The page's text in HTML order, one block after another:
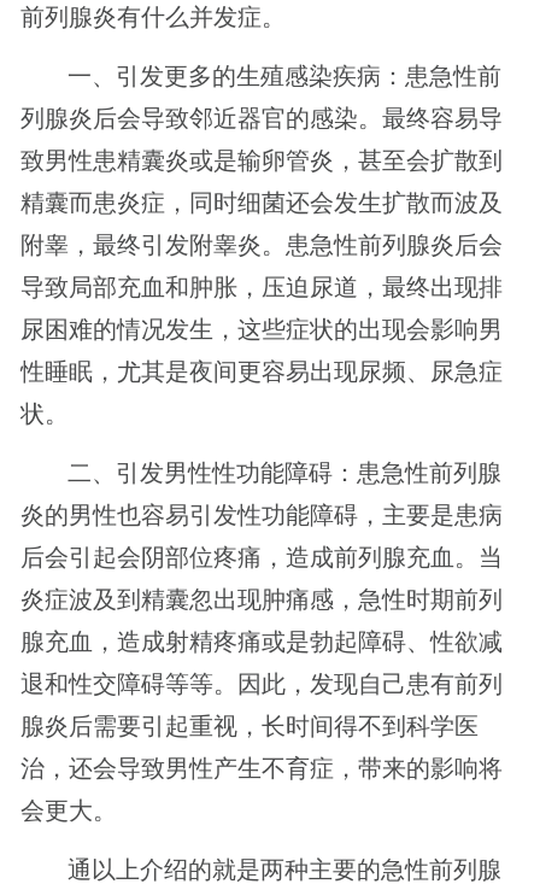
前列腺炎有什么并发症。
一、引发更多的生殖感染疾病：患急性前
列腺炎后会导致邻近器官的感染。最终容易导
致男性患精囊炎或是输卵管炎，甚至会扩散到
精囊而患炎症，同时细菌还会发生扩散而波及
附睾，最终引发附睾炎。患急性前列腺炎后会
导致局部充血和肿胀，压迫尿道，最终出现排
尿困难的情况发生，这些症状的出现会影响男
性睡眠，尤其是夜间更容易出现尿频、尿急症
状。
二、引发男性性功能障碍：患急性前列腺
炎的男性也容易引发性功能障碍，主要是患病
后会引起会阴部位疼痛，造成前列腺充血。当
炎症波及到精囊忽出现肿痛感，急性时期前列
腺充血，造成射精疼痛或是勃起障碍、性欲减
退和性交障碍等等。因此，发现自己患有前列
腺炎后需要引起重视，长时间得不到科学医
治，还会导致男性产生不育症，带来的影响将
会更大。
通以上介绍的就是两种主要的急性前列腺